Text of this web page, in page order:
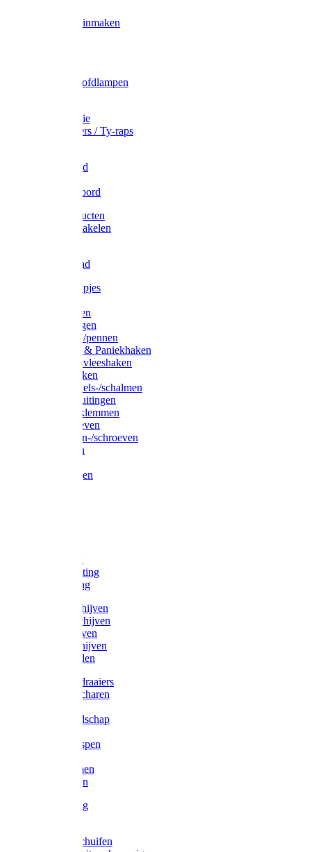
Wecken & inmaken
Zak- & Hoofdlampen
Tape en folie
Kabelbinders / Ty-raps
Metselkoord
Elastisch koord
Afdekproducten
Heffen en takelen
Waslijndraad
Simplexknipjes
Sleutelringen
Gelaste ringen
Borgveren-/pennen
Musketons & Paniekhaken
S-haken & vleeshaken
Karabijnhaken
Noodschakels-/schalmen
Harp-/D-sluitingen
Staaldraadklemmen
Spanschroeven
Ringmoeren-/schroeven
Puntkousen
Aanlegringen
Voetketting
Scheepsketting
Victorketting
Afbraamschijven
Doorslijpschijven
Lamelschijven
Diamantschijven
Laselektroden
Schroevendraaiers
Tangen / Scharen
Meetgereedschap
Vijlen / Raspen
Lijmklemmen
Waterpassen
Bouwbeslag
Grendels/schuifen